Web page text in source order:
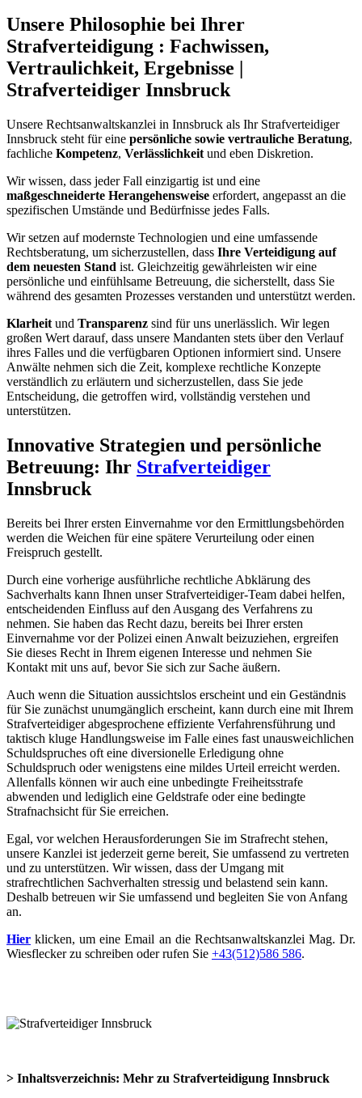
Unsere Philosophie bei Ihrer
Strafverteidigung : Fachwissen,
Vertraulichkeit, Ergebnisse |
Strafverteidiger Innsbruck
Unsere Rechtsanwaltskanzlei in Innsbruck als Ihr Strafverteidiger
Innsbruck steht für eine persönliche sowie vertrauliche Beratung,
fachliche Kompetenz, Verlässlichkeit und eben Diskretion.
Wir wissen, dass jeder Fall einzigartig ist und eine
maßgeschneiderte Herangehensweise erfordert, angepasst an die
spezifischen Umstände und Bedürfnisse jedes Falls.
Wir setzen auf modernste Technologien und eine umfassende
Rechtsberatung, um sicherzustellen, dass Ihre Verteidigung auf
dem neuesten Stand ist. Gleichzeitig gewährleisten wir eine
persönliche und einfühlsame Betreuung, die sicherstellt, dass Sie
während des gesamten Prozesses verstanden und unterstützt werden.
Klarheit und Transparenz sind für uns unerlässlich. Wir legen
großen Wert darauf, dass unsere Mandanten stets über den Verlauf
ihres Falles und die verfügbaren Optionen informiert sind. Unsere
Anwälte nehmen sich die Zeit, komplexe rechtliche Konzepte
verständlich zu erläutern und sicherzustellen, dass Sie jede
Entscheidung, die getroffen wird, vollständig verstehen und
unterstützen.
Innovative Strategien und persönliche
Betreuung: Ihr Strafverteidiger
Innsbruck
Bereits bei Ihrer ersten Einvernahme vor den Ermittlungsbehörden
werden die Weichen für eine spätere Verurteilung oder einen
Freispruch gestellt.
Durch eine vorherige ausführliche rechtliche Abklärung des
Sachverhalts kann Ihnen unser Strafverteidiger-Team dabei helfen,
entscheidenden Einfluss auf den Ausgang des Verfahrens zu
nehmen. Sie haben das Recht dazu, bereits bei Ihrer ersten
Einvernahme vor der Polizei einen Anwalt beizuziehen, ergreifen
Sie dieses Recht in Ihrem eigenen Interesse und nehmen Sie
Kontakt mit uns auf, bevor Sie sich zur Sache äußern.
Auch wenn die Situation aussichtslos erscheint und ein Geständnis
für Sie zunächst unumgänglich erscheint, kann durch eine mit Ihrem
Strafverteidiger abgesprochene effiziente Verfahrensführung und
taktisch kluge Handlungsweise im Falle eines fast unausweichlichen
Schuldspruches oft eine diversionelle Erledigung ohne
Schuldspruch oder wenigstens eine mildes Urteil erreicht werden.
Allenfalls können wir auch eine unbedingte Freiheitsstrafe
abwenden und lediglich eine Geldstrafe oder eine bedingte
Strafnachsicht für Sie erreichen.
Egal, vor welchen Herausforderungen Sie im Strafrecht stehen,
unsere Kanzlei ist jederzeit gerne bereit, Sie umfassend zu vertreten
und zu unterstützen. Wir wissen, dass der Umgang mit
strafrechtlichen Sachverhalten stressig und belastend sein kann.
Deshalb betreuen wir Sie umfassend und begleiten Sie von Anfang
an.
Hier klicken, um eine Email an die Rechtsanwaltskanzlei Mag. Dr.
Wiesflecker zu schreiben oder rufen Sie +43(512)586 586.
> Inhaltsverzeichnis: Mehr zu Strafverteidigung Innsbruck